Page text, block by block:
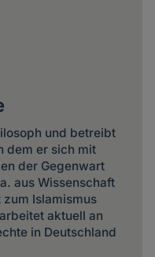
und betreibt
dem er sich mit
der Gegenwart
aus Wissenschaft
zum Islamismus
aktuell an
in Deutschland